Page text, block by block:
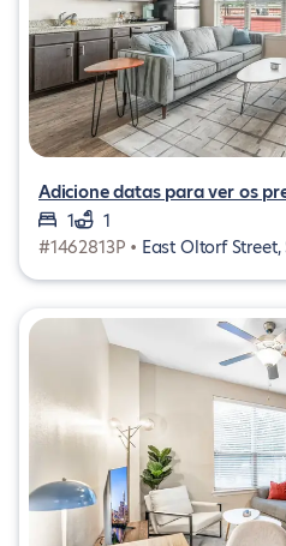
Adicione datas para ver os
1
1
#1462813P • East Oltorf